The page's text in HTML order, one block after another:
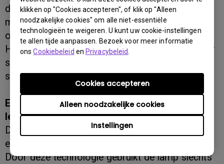
klikken op "Cookies accepteren", of klik op "Alleen
noodzakelijke cookies" om alle niet-essentiële
technologieën te weigeren. U kunt uw cookie-instellingen
te allen tijde aanpassen. Bezoek voor meer informatie
onsCookiebeleid enPrivacybeleid
Instellingen
Alleen noodzakelijke cookies
Cookies accepteren
de attentiewaarde aanmerkelijk. De beide BenQ
modellen MX819ST en MX822ST zijn daartoe
optimaal uitgerust omdat dankzij de aanwezige
HDMI® ingang 3D geschikte bronnen als Blu-ray
spelers of computers eenvoudig zijn aan te
sluiten.
Energiezuinige lampen met een lange
levensduur
De MX819ST en MX822ST zijn uitgesproken
energiezuinig onder meer dankzij SmartEco®.
Door deze technologie gebruikt de lamp slechts